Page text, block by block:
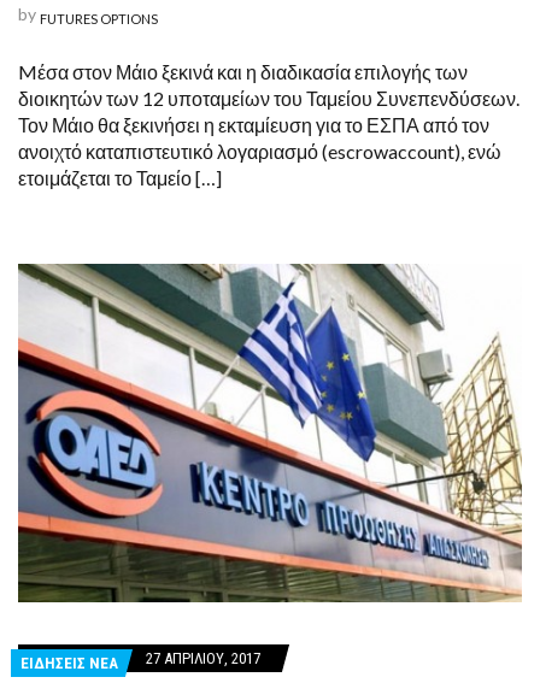
by FUTURES OPTIONS
Mέσα στον Μάιο ξεκινά και η διαδικασία επιλογής των
διοικητών των 12 υποταμείων του Ταμείου Συνεπενδύσεων.
Τον Μάιο θα ξεκινήσει η εκταμίευση για το ΕΣΠΑ από τον
ανοιχτό καταπιστευτικό λογαριασμό (escrowaccount), ενώ
ετοιμάζεται το Ταμείο […]
ΕΙΔΗΣΕΙΣ ΝΕΑ 27 ΑΠΡΙΛΊΟΥ, 2017